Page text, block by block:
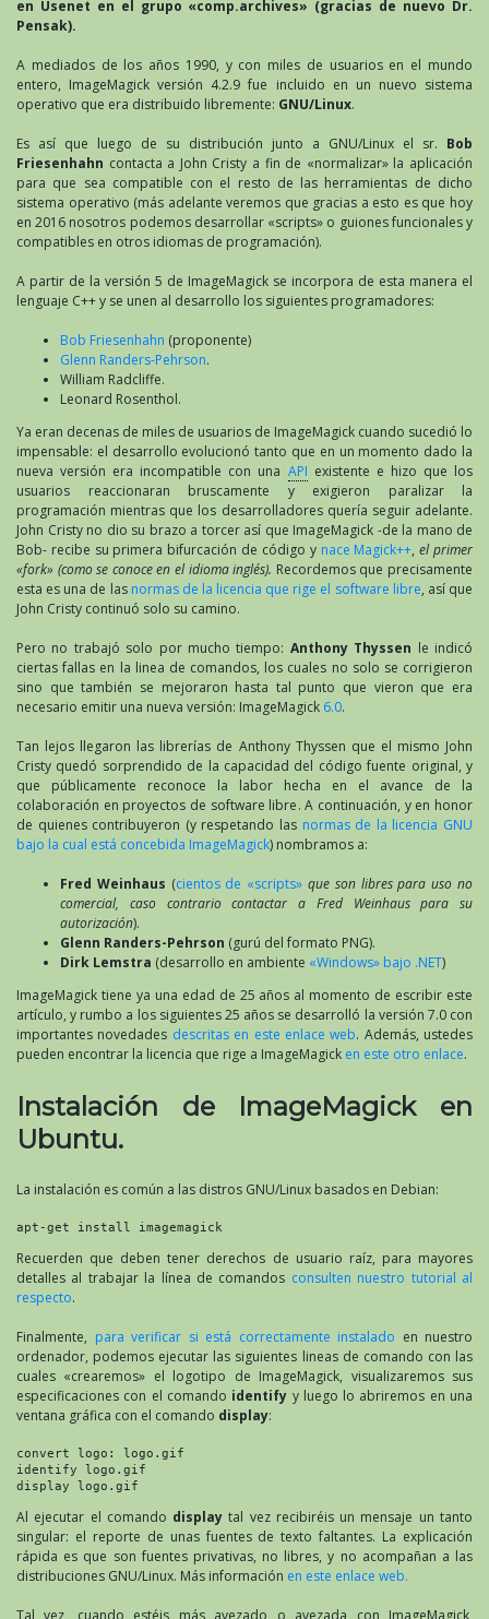
en Usenet en el grupo «comp.archives» (gracias de nuevo Dr.
Pensak).
A mediados de los años 1990, y con miles de usuarios en el mundo
entero, ImageMagick versión 4.2.9 fue incluido en un nuevo sistema
operativo que era distribuido libremente: GNU/Linux.
Es así que luego de su distribución junto a GNU/Linux el sr. Bob
Friesenhahn contacta a John Cristy a fin de «normalizar» la aplicación
para que sea compatible con el resto de las herramientas de dicho
sistema operativo (más adelante veremos que gracias a esto es que hoy
en 2016 nosotros podemos desarrollar «scripts» o guiones funcionales y
compatibles en otros idiomas de programación).
A partir de la versión 5 de ImageMagick se incorpora de esta manera el
lenguaje C++ y se unen al desarrollo los siguientes programadores:
Bob Friesenhahn (proponente)
Glenn Randers-Pehrson.
William Radcliffe.
Leonard Rosenthol.
Ya eran decenas de miles de usuarios de ImageMagick cuando sucedió lo
impensable: el desarrollo evolucionó tanto que en un momento dado la
nueva versión era incompatible con una API existente e hizo que los
usuarios reaccionaran bruscamente y exigieron paralizar la
programación mientras que los desarrolladores quería seguir adelante.
John Cristy no dio su brazo a torcer así que ImageMagick -de la mano de
Bob- recibe su primera bifurcación de código y nace Magick++,el primer
«fork» (como se conoce en el idioma inglés). Recordemos que precisamente
esta es una de lasnormas de la licencia que rige el software libre, así que
John Cristy continuó solo su camino.
Pero no trabajó solo por mucho tiempo: Anthony Thyssen le indicó
ciertas fallas en la linea de comandos, los cuales no solo se corrigieron
sino que también se mejoraron hasta tal punto que vieron que era
necesario emitir una nueva versión: ImageMagick 6.0.
Tan lejos llegaron las librerías de Anthony Thyssen que el mismo John
Cristy quedó sorprendido de la capacidad del código fuente original, y
que públicamente reconoce la labor hecha en el avance de la
colaboración en proyectos de software libre. A continuación, y en honor
de quienes contribuyeron (y respetando las normas de la licencia GNU
bajo la cual está concebida ImageMagick) nombramos a:
Fred Weinhaus (cientos de «scripts» que son libres para uso no
comercial, caso contrario contactar a Fred Weinhaus para su
autorización).
Glenn Randers-Pehrson (gurú del formato PNG).
Dirk Lemstra (desarrollo en ambiente «Windows» bajo .NET)
ImageMagick tiene ya una edad de 25 años al momento de escribir este
artículo, y rumbo a los siguientes 25 años se desarrolló la versión 7.0 con
importantes novedades descritas en este enlace web. Además, ustedes
pueden encontrar la licencia que rige a ImageMagick en este otro enlace.
Instalación de ImageMagick en
Ubuntu.
La instalación es común a las distros GNU/Linux basados en Debian:
apt-get install imagemagick
Recuerden que deben tener derechos de usuario raíz, para mayores
detalles al trabajar la línea de comandos consulten nuestro tutorial al
respecto.
Finalmente, para verificar si está correctamente instalado en nuestro
ordenador, podemos ejecutar las siguientes lineas de comando con las
cuales «crearemos» el logotipo de ImageMagick, visualizaremos sus
especificaciones con el comando identify y luego lo abriremos en una
ventana gráfica con el comando display:
convert logo: logo.gif
identify logo.gif
display logo.gif
Al ejecutar el comando displaytal vez recibiréis un mensaje un tanto
singular: el reporte de unas fuentes de texto faltantes. La explicación
rápida es que son fuentes privativas, no libres, y no acompañan a las
distribuciones GNU/Linux. Más información en este enlace web.